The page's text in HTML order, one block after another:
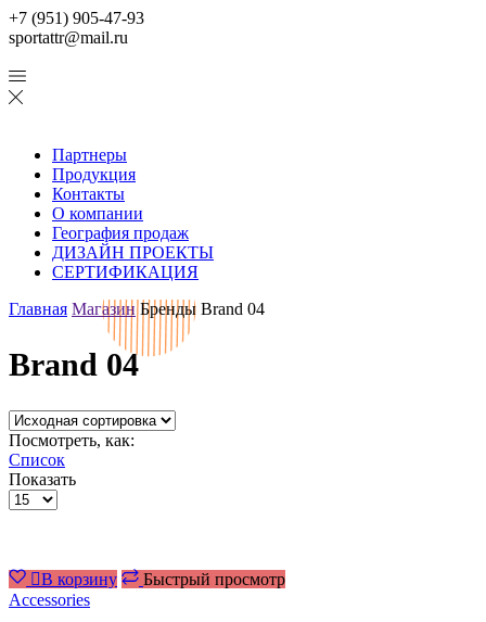
+7 (951) 905-47-93
sportattr@mail.ru
Партнеры
Продукция
Контакты
О компании
География продаж
ДИЗАЙН ПРОЕКТЫ
СЕРТИФИКАЦИЯ
Главная Магазин Бренды Brand 04
Brand 04
Посмотреть, как:
Список
Показать
Товаров
В корзину
Быстрый просмотр
Accessories